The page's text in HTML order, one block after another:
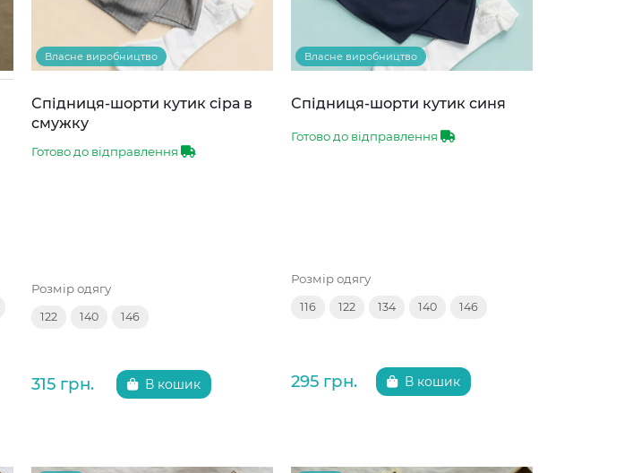
Власне виробництво
Спідниця-шорти кутик сіра в
смужку
Готово до відправлення
Розмір одягу
122 140 146
315 грн. В кошик
Власне виробництво
Спідниця-шорти кутик синя
Готово до відправлення
Розмір одягу
116 122 134 140 146
295 грн. В кошик